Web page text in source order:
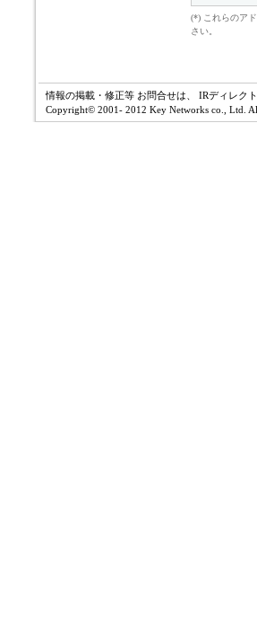
(*) これらのア
さい。
情報の掲載・修正等 お問合せは、 IRディレク
Copyright© 2001- 2012 Key Networks co., Ltd.